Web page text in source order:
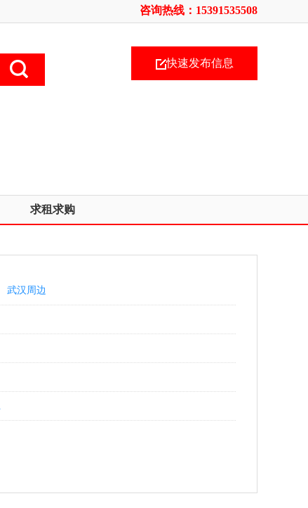
咨询热线：15391535508
快速发布信息
求租求购
武汉周边